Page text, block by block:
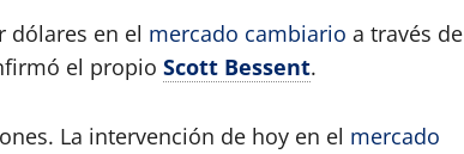
dólares en el mercado cambiario a través de
el propio Scott Bessent.
La intervención de hoy en el mercado